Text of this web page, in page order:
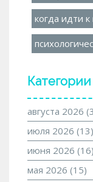
когда идти к
Категории
августа 2026
июля 2026 (13)
июня 2026 (16)
мая 2026 (15)